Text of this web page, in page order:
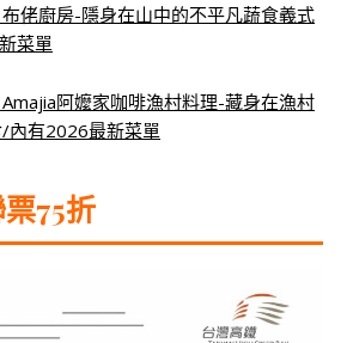
佬廚房-隱身在山中的不平凡蔬食義式
菜單
Amajia阿嬤家咖啡漁村料理-藏身在漁村
內有2026最新菜單
票75折